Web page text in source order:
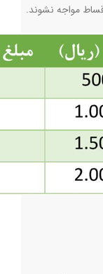
مواجه نشوند.